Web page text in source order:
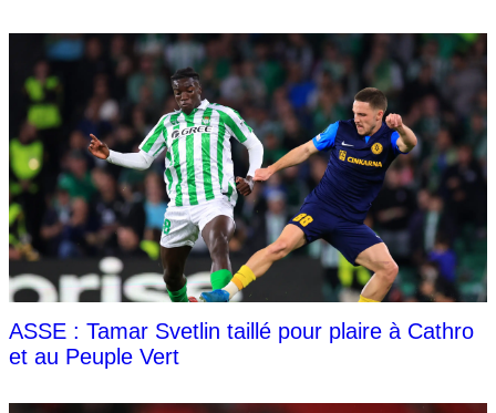
ASSE : Tamar Svetlin taillé pour plaire à Cathro
et au Peuple Vert